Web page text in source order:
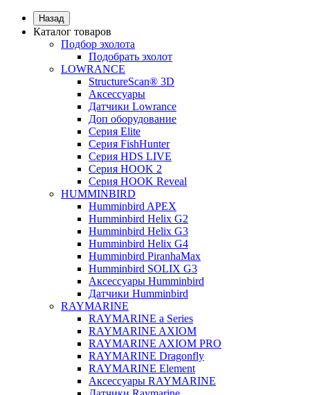
Назад
Каталог товаров
Подбор эхолота
Подобрать эхолот
LOWRANCE
StructureScan® 3D
Аксессуары
Датчики Lowrance
Доп оборудование
Серия Elite
Серия FishHunter
Серия HDS LIVE
Серия HOOK 2
Серия HOOK Reveal
HUMMINBIRD
Humminbird APEX
Humminbird Helix G2
Humminbird Helix G3
Humminbird Helix G4
Humminbird PiranhaMax
Humminbird SOLIX G3
Аксессуары Humminbird
Датчики Humminbird
RAYMARINE
RAYMARINE a Series
RAYMARINE AXIOM
RAYMARINE AXIOM PRO
RAYMARINE Dragonfly
RAYMARINE Element
Аксессуары RAYMARINE